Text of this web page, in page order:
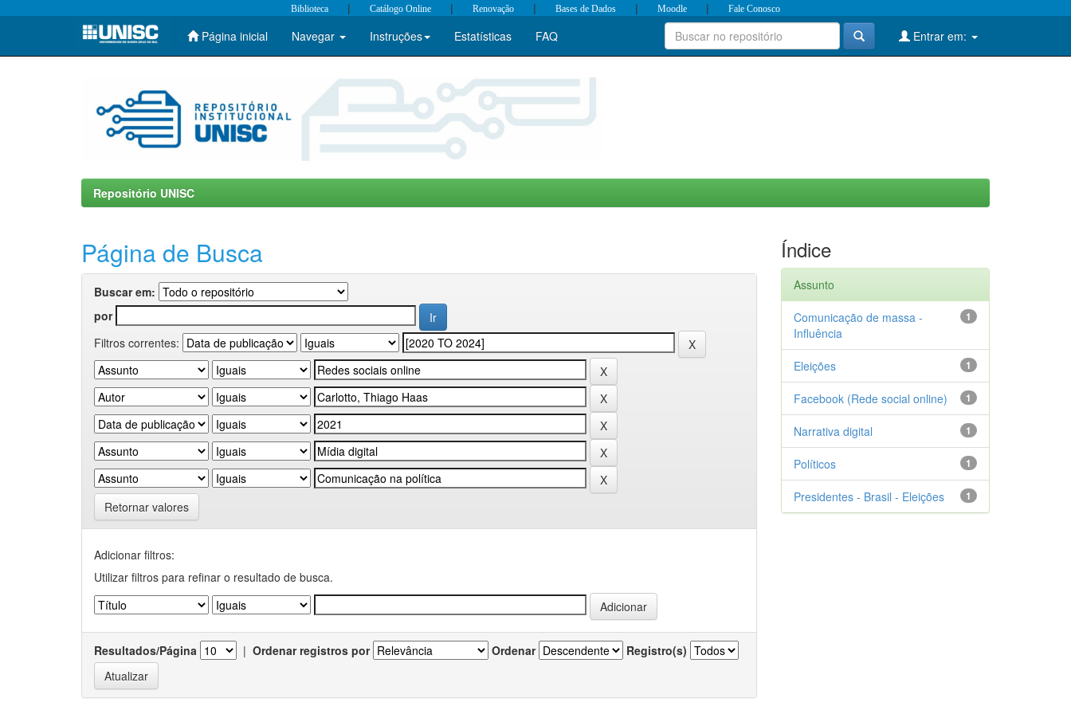
Skip
Biblioteca | Catálogo Online | Renovação | Bases de Dados | Moodle | Fale Conosco
Página inicial Navegar Instruções Estatísticas FAQ Entrar em:
Repositório UNISC
Página de Busca
Buscar em:
por
Filtros correntes:
Retornar valores
Adicionar filtros:
Utilizar filtros para refinar o resultado de busca.
Resultados/Página | Ordenar registros por Ordenar Registro(s)
Índice
Assunto
1
Comunicação de massa -
Influência
1
Eleições
1
Facebook (Rede social online)
1
Narrativa digital
1
Políticos
1
Presidentes - Brasil - Eleições